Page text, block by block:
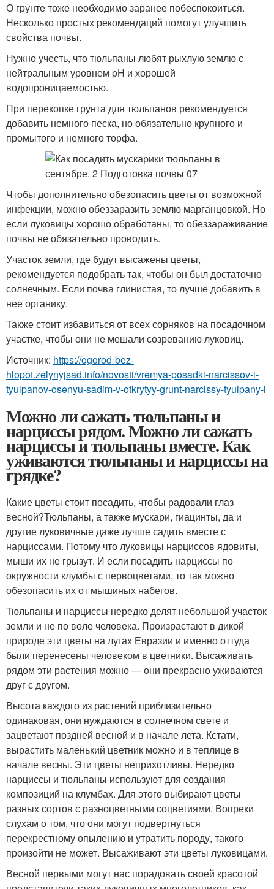
О грунте тоже необходимо заранее побеспокоиться.
Несколько простых рекомендаций помогут улучшить
свойства почвы.
Нужно учесть, что тюльпаны любят рыхлую землю с
нейтральным уровнем pH и хорошей
водопроницаемостью.
При перекопке грунта для тюльпанов рекомендуется
добавить немного песка, но обязательно крупного и
промытого и немного торфа.
Чтобы дополнительно обезопасить цветы от возможной
инфекции, можно обеззаразить землю марганцовкой. Но
если луковицы хорошо обработаны, то обеззараживание
почвы не обязательно проводить.
Участок земли, где будут высажены цветы,
рекомендуется подобрать так, чтобы он был достаточно
солнечным. Если почва глинистая, то лучше добавить в
нее органику.
Также стоит избавиться от всех сорняков на посадочном
участке, чтобы они не мешали созреванию луковиц.
Источник: https://ogorod-bez-
hlopot.zelynyjsad.info/novosti/vremya-posadki-narcissov-i-
tyulpanov-osenyu-sadim-v-otkrytyy-grunt-narcissy-tyulpany-i
Можно ли сажать тюльпаны и
нарциссы рядом. Можно ли сажать
нарциссы и тюльпаны вместе. Как
уживаются тюльпаны и нарциссы на
грядке?
Какие цветы стоит посадить, чтобы радовали глаз
весной?Тюльпаны, а также мускари, гиацинты, да и
другие луковичные даже лучше садить вместе с
нарциссами. Потому что луковицы нарциссов ядовиты,
мыши их не грызут. И если посадить нарциссы по
окружности клумбы с первоцветами, то так можно
обезопасить их от мышиных набегов.
Тюльпаны и нарциссы нередко делят небольшой участок
земли и не по воле человека. Произрастают в дикой
природе эти цветы на лугах Евразии и именно оттуда
были перенесены человеком в цветники. Высаживать
рядом эти растения можно — они прекрасно уживаются
друг с другом.
Высота каждого из растений приблизительно
одинаковая, они нуждаются в солнечном свете и
зацветают поздней весной и в начале лета. Кстати,
вырастить маленький цветник можно и в теплице в
начале весны. Эти цветы неприхотливы. Нередко
нарциссы и тюльпаны используют для создания
композиций на клумбах. Для этого выбирают цветы
разных сортов с разноцветными соцветиями. Вопреки
слухам о том, что они могут подвергнуться
перекрестному опылению и утратить породу, такого
произойти не может. Высаживают эти цветы луковицами.
Весной первыми могут нас порадовать своей красотой